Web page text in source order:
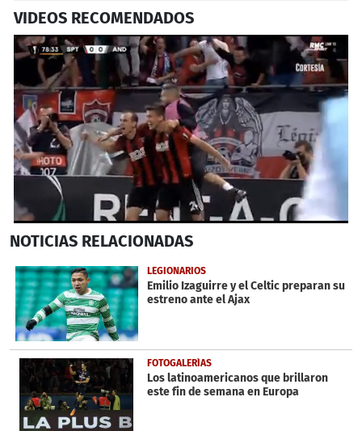
VIDEOS RECOMENDADOS
seconds
34
seconds
NOTICIAS RELACIONADAS
LEGIONARIOS
Emilio Izaguirre y el Celtic preparan su
estreno ante el Ajax
FOTOGALERÍAS
Los latinoamericanos que brillaron
este fin de semana en Europa